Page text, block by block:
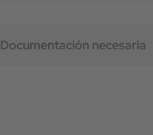
Documentación necesaria